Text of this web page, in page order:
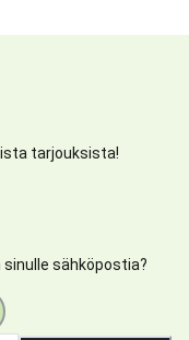
tarjouksista!
sähköpostia?